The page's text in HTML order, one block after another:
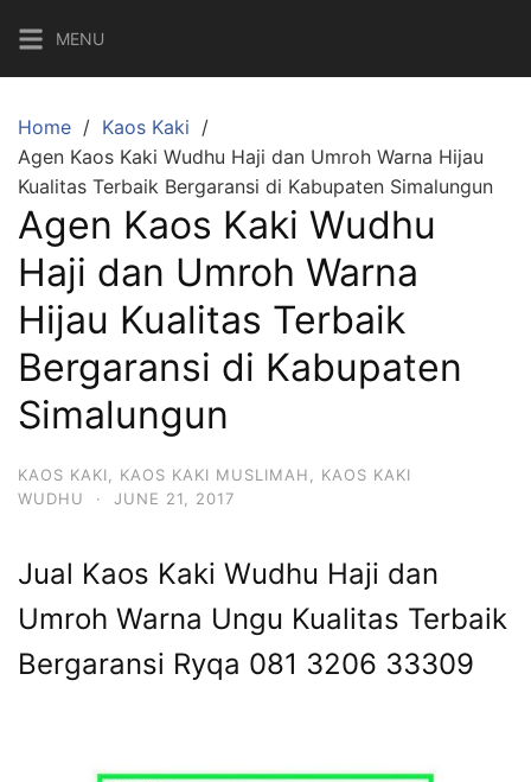
content
MENU
Home
Kaos Kaki
Agen Kaos Kaki Wudhu Haji dan Umroh Warna Hijau
Kualitas Terbaik Bergaransi di Kabupaten Simalungun
Agen Kaos Kaki Wudhu
Haji dan Umroh Warna
Hijau Kualitas Terbaik
Bergaransi di Kabupaten
Simalungun
KAOS KAKI KAOS KAKI MUSLIMAH
KAOS KAKI
WUDHU
· JUNE 21, 2017
Jual Kaos Kaki Wudhu Haji dan
Umroh Warna Ungu Kualitas Terbaik
Bergaransi Ryqa 081 3206 33309